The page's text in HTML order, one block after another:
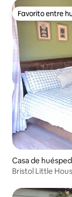
Favorito entre
Favorito entre
Casa de
e
Bristol Little